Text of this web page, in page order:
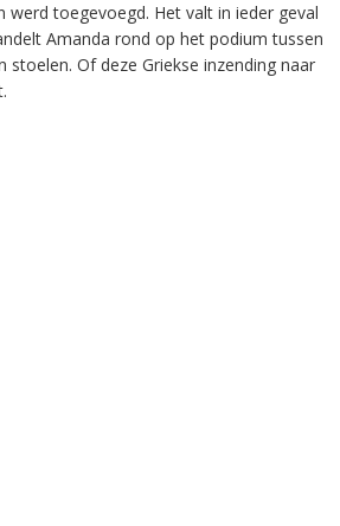
werd toegevoegd. Het valt in ieder geval
Amanda rond op het podium tussen
stoelen. Of deze Griekse inzending naar